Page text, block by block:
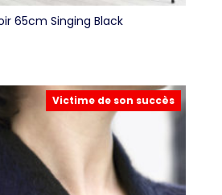
65cm Singing Black
Victime de son succès